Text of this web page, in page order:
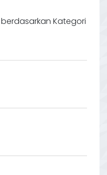
Kategori